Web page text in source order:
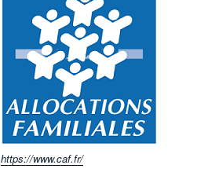
https://www.caf.fr/